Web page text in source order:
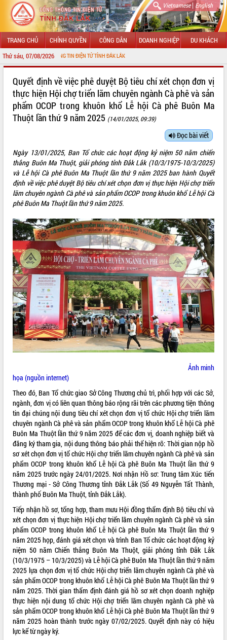
Vietnamese| English
TRANG CHỦ CHÍNH QUYỀN CÔNG DÂN DOANH NGHIỆP DU KHÁCH
Thứ sáu, 07/08/2026
VỚI CỔNG THÔNG TIN ĐIỆN TỬ TỈNH ĐẮK LẮK
LÃNH ĐẠO UBND TỈNH
TIN TỨC SỰ KIỆN
UBND CÁC XÃ, PHƯỜNG
THÔNG TIN CHỈ ĐẠO ĐIỀU HÀNH
HỆ THỐNG VĂN BẢN
VĂN BẢN HĐND TỈNH
ĐIỂM TIN VĂN BẢN
QUY HOẠCH - KẾ HOẠCH
VIDEO
Khám bệnh, cấp phát thuốc miễn phí
và tặng quà người dân xã Cư Pui
Hội nghị UBND tỉnh Đắk Lắk thường kỳ
tháng 7/2026
Lễ truy tặng danh hiệu “Bà Mẹ Việt
Nam Anh hùng” và trao Huân chương
Lao động
Quyết định về việc phê duyệt Bộ tiêu chí xét chọn đơn vị
thực hiện Hội chợ triển lãm chuyên ngành Cà phê và sản
phẩm OCOP trong khuôn khổ Lễ hội Cà phê Buôn Ma
Thuột lần thứ 9 năm 2025 (14/01/2025, 09:39)
Đọc bài viết
Ngày 13/01/2025, Ban Tổ chức các hoạt động kỷ niệm 50 năm chiến
thắng Buôn Ma Thuột, giải phóng tỉnh Đắk Lắk (10/3/1975-10/3/2025)
và Lễ hội Cà phê Buôn Ma Thuột lần thứ 9 năm 2025 ban hành Quyết
định về việc phê duyệt Bộ tiêu chí xét chọn đơn vị thực hiện Hội chợ triển
lãm chuyên ngành Cà phê và sản phẩm OCOP trong khuôn khổ Lễ hội Cà
phê Buôn Ma Thuột lần thứ 9 năm 2025.
Ảnh minh
họa (nguồn internet)
Theo đó, Ban Tổ chức giao Sở Công Thương chủ trì, phối hợp với các Sở,
ngành, đơn vị có liên quan thông báo rộng rãi trên các phương tiện thông
tin đại chúng nội dung tiêu chí xét chọn đơn vị tổ chức Hội chợ triển lãm
chuyên ngành Cà phê và sản phẩm OCOP trong khuôn khổ Lễ hội Cà phê
Buôn Ma Thuột lần thứ 9 năm 2025 để các đơn vị, doanh nghiệp biết và
đăng ký tham gia, nội dung thông báo phải thể hiện rõ: Thời gian nộp hồ
sơ xét chọn đơn vị tổ chức Hội chợ triển lãm chuyên ngành Cà phê và sản
phẩm OCOP trong khuôn khổ Lễ hội Cà phê Buôn Ma Thuột lần thứ 9
năm 2025 trước ngày 24/01/2025. Nơi nhận Hồ sơ: Trung tâm Xúc tiến
Thương mại - Sở Công Thương tỉnh Đắk Lắk (Số 49 Nguyễn Tất Thành,
thành phố Buôn Ma Thuột, tỉnh Đắk Lắk).
Tiếp nhận hồ sơ, tổng hợp, tham mưu Hội đồng thẩm định Bộ tiêu chí và
xét chọn đơn vị thực hiện Hội chợ triển lãm chuyên ngành Cà phê và sản
phẩm OCOP trong khuôn khổ Lễ hội Cà phê Buôn Ma Thuột lần thứ 9
năm 2025 họp, đánh giá xét chọn và trình Ban Tổ chức các hoạt động kỷ
niệm 50 năm Chiến thắng Buôn Ma Thuột, giải phóng tỉnh Đắk Lắk
(10/3/1975 – 10/3/2025) và Lễ hội Cà phê Buôn Ma Thuột lần thứ 9 năm
2025 lựa chọn đơn vị tổ chức Hội chợ triển lãm chuyên ngành Cà phê và
sản phẩm OCOP trong khuôn khổ Lễ hội Cà phê Buôn Ma Thuột lần thứ 9
năm 2025. Thời gian thẩm định đánh giá hồ sơ xét chọn doanh nghiệp
thực hiện nội dung tổ chức Hội chợ triển lãm chuyên ngành Cà phê và
sản phẩm OCOP trong khuôn khổ Lễ hội Cà phê Buôn Ma Thuột lần thứ 9
năm 2025 hoàn thành trước ngày 07/02/2025. Quyết định này có hiệu
lực kể từ ngày ký.